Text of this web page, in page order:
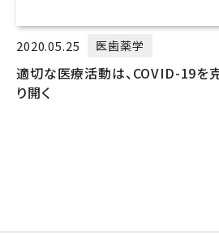
2020.05.25 医歯薬学
適切な医療活動は、COVID-19を
り開く